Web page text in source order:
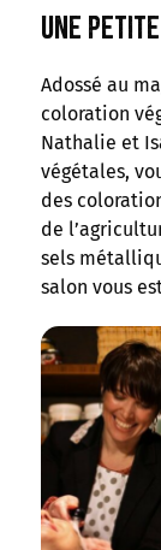
Une
Adossé au
coloration
Nathalie et
végétales,
des
de
sels
salon vous